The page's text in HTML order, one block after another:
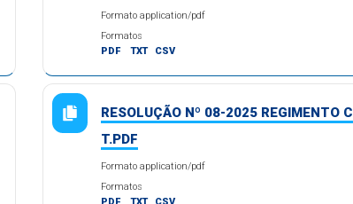
Formato application/pdf
Formatos
PDF
TXT CSV
RESOLUÇÃO Nº 08-2025 REGIMENTO C
T.PDF
Formato application/pdf
Formatos